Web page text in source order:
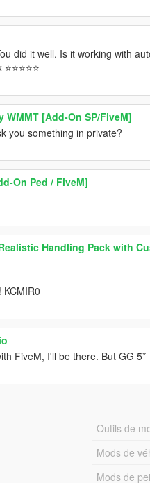
did it well. Is it working with
[Add-On SP/FiveM]
you something in private?
On Ped / FiveM]
Handling Pack with
FiveM, I'll be there. But GG 5*
Outils de
Mods de
Mods de